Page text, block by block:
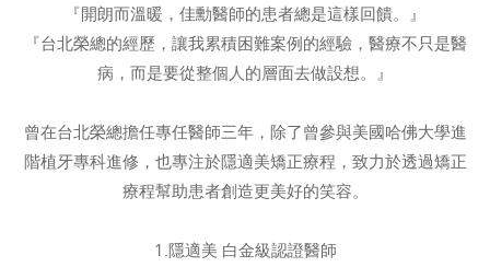
『開朗而溫暖，佳勳醫師的患者總是這樣回饋。』
『台北榮總的經歷，讓我累積困難案例的經驗，醫療不只是醫
病，而是要從整個人的層面去做設想。』
曾在台北榮總擔任專任醫師三年，除了曾參與美國哈佛大學進
階植牙專科進修，也專注於隱適美矯正療程，致力於透過矯正
療程幫助患者創造更美好的笑容。
1.隱適美 白金級認證醫師